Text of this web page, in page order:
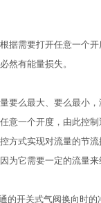
据需要打开任意一个
然有能量损失。
要么最大、要么最小
意一个开度，由此控
方式实现对流量的节
为它需要一定的流量
的开关式气阀换向时的